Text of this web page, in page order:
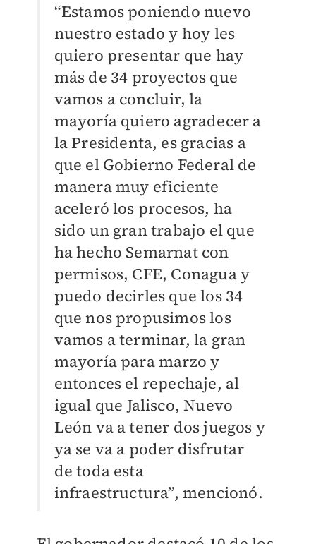
“Estamos poniendo nuevo
nuestro estado y hoy les
quiero presentar que hay
más de 34 proyectos que
vamos a concluir, la
mayoría quiero agradecer a
la Presidenta, es gracias a
que el Gobierno Federal de
manera muy eficiente
aceleró los procesos, ha
sido un gran trabajo el que
ha hecho Semarnat con
permisos, CFE, Conagua y
puedo decirles que los 34
que nos propusimos los
vamos a terminar, la gran
mayoría para marzo y
entonces el repechaje, al
igual que Jalisco, Nuevo
León va a tener dos juegos y
ya se va a poder disfrutar
de toda esta
infraestructura”, mencionó.